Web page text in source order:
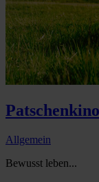
Allgemein
Bewusst leben...